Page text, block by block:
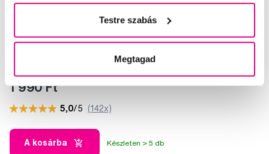
Testre szabás
Megtagad
Bob és Bobek fogkrém 0-5 éves korig, 50 ml
1 990 Ft
5,0/5 (142x)
A kosárba Készleten > 5 db